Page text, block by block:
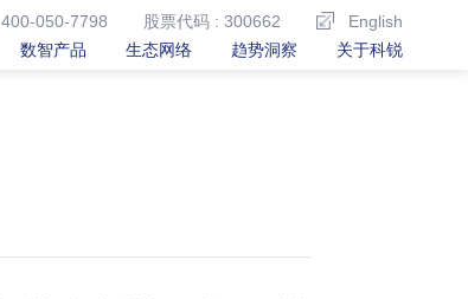
400-050-7798 股票代码 : 300662
English
数智产品 生态网络 趋势洞察 关于科锐